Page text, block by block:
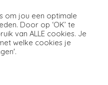
Privacybeleid
Ons netwerk Contact
Seksueel Geweld
om jou een optimale
Door op ‘OK’ te
van ALLE cookies. Je
welke cookies je